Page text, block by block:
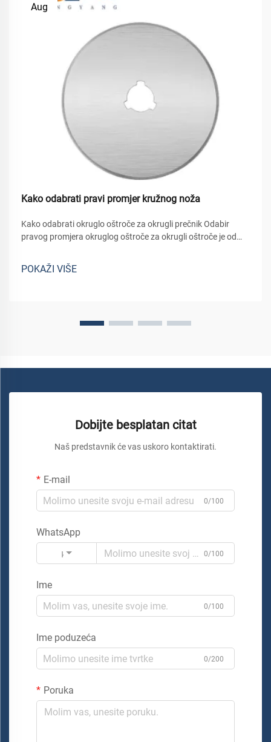
Aug
Kako odabrati pravi promjer kružnog noža
Kako odabrati okruglo oštroče za okrugli prečnik Odabir
pravog promjera okruglog oštroče za okrugli oštroče je od
osiguranje učinkovitog rada. Promen okruglog oštrica
direktno utječe na dubinu...
POKAŽI VIŠE
Dobijte besplatan citat
Naš predstavnik će vas uskoro kontaktirati.
E-mail
0/100
WhatsApp
Kod
0/100
Ime
0/100
Ime poduzeća
0/200
Poruka